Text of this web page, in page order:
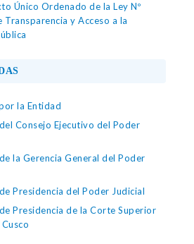
Único Ordenado de la Ley Nº
Transparencia y Acceso a la
la Entidad
Consejo Ejecutivo del Poder
la Gerencia General del Poder
Presidencia del Poder Judicial
Presidencia de la Corte Superior